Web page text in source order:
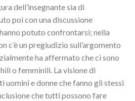
dell’insegnante sia di
poi con una discussione
potuto confrontarsi; nella
c’è un pregiudizio sull’argomento
ha affermato che ci sono
o femminili. La visione di
e donne che fanno gli stessi
che tutti possono fare